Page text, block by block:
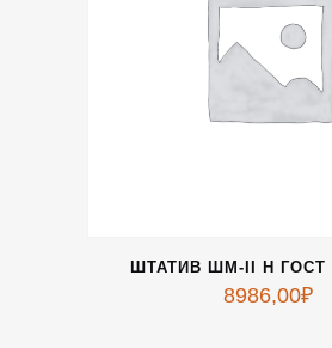
ШТАТИВ ШМ-II Н ГОСТ
8986,00₽